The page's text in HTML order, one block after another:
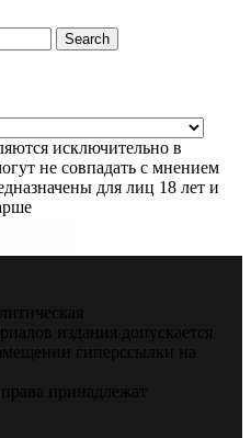
Search
исключительно в
не совпадать с мнением
для лиц 18 лет и
издания допускается
гиперссылки на
принадлежат